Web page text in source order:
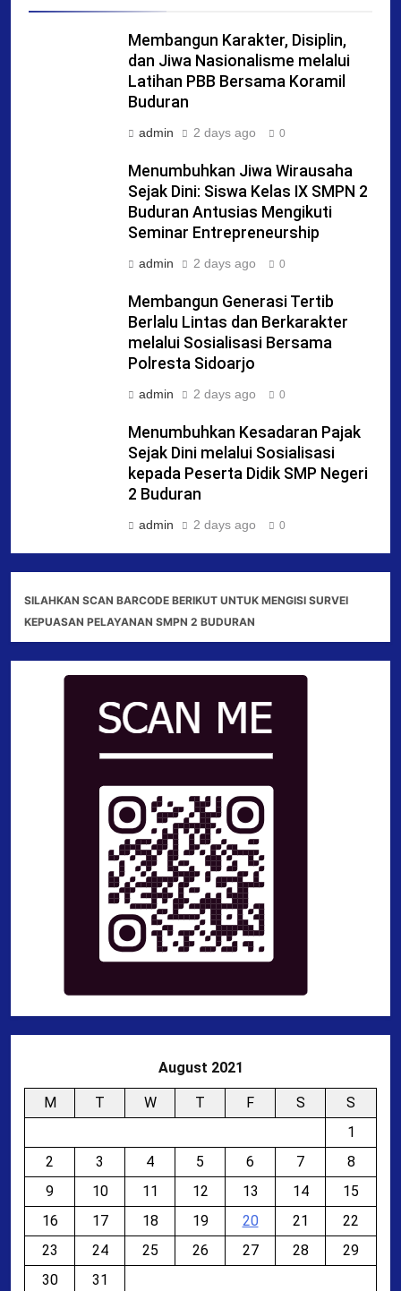
Membangun Karakter, Disiplin,
dan Jiwa Nasionalisme melalui
Latihan PBB Bersama Koramil
Buduran
admin 2 days ago 0
Menumbuhkan Jiwa Wirausaha
Sejak Dini: Siswa Kelas IX SMPN 2
Buduran Antusias Mengikuti
Seminar Entrepreneurship
admin 2 days ago 0
Membangun Generasi Tertib
Berlalu Lintas dan Berkarakter
melalui Sosialisasi Bersama
Polresta Sidoarjo
admin 2 days ago 0
Menumbuhkan Kesadaran Pajak
Sejak Dini melalui Sosialisasi
kepada Peserta Didik SMP Negeri
2 Buduran
admin 2 days ago 0
SILAHKAN SCAN BARCODE BERIKUT UNTUK MENGISI SURVEI
KEPUASAN PELAYANAN SMPN 2 BUDURAN
August 2021
M T W T F S
S
1
2
3 4 5 6 7
8
9
10 11 12 13 14
15
16
17 18 19 20 21
22
23
24 25 26 27 28
29
30
31